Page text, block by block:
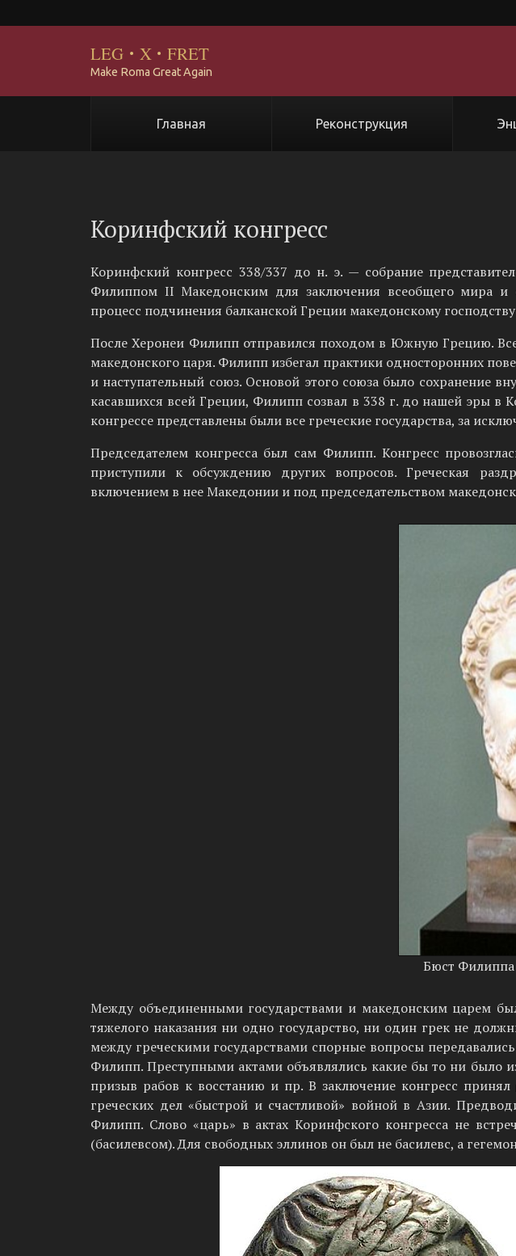
LEG · X · FRET
Make Roma Great Again
Главная Реконструкция
Коринфский конгресс
Коринфский конгресс 338/337 до н. э. — собрание
Филиппом II Македонским для заключения всеобщего мира и
процесс подчинения балканской Греции македонскому
После Херонеи Филипп отправился походом в Южную Грецию.
македонского царя. Филипп избегал практики односторонних
и наступатель­ный союз. Основой этого союза было сохранение
касавшихся всей Греции, Филипп созвал в 338 г. до нашей эры
конгрессе представлены были все греческие государства, за
Председателем конгресса был сам Филипп. Конгресс
приступили к обсуждению других вопросов. Греческая
включением в нее Македонии и под председательством
Бюст Филиппа
Между объединенными государствами и македонским царем
тяжелого наказания ни одно государство, ни один грек не
между греческими государст­вами спорные вопросы
Филипп. Преступными актами объявлялись какие бы то ни было
призыв рабов к восстанию и пр. В заключение конгресс
греческих дел «быстрой и счастливой» войной в Азии.
Филипп. Слово «царь» в актах Коринфского конгресса не
(басилевсом). Для свободных эллинов он был не басилевс, а